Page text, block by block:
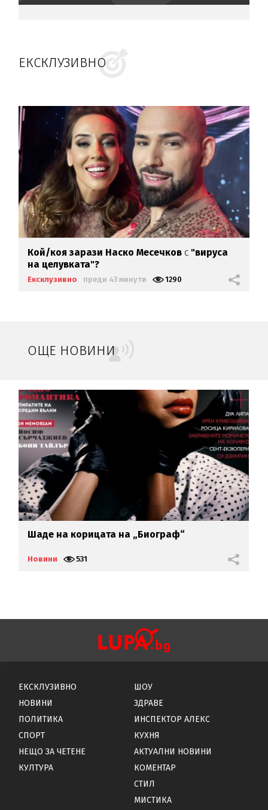
ЕКСКЛУЗИВНО
Кой/коя зарази Наско Месечков с "вируса
на целувката"?
Ексклузивно преди 43 минути 1290
ОЩЕ НОВИНИ
Шаде на корицата на „Биограф“
Новини 531
ЕКСКЛУЗИВНО
НОВИНИ
ПОЛИТИКА
СПОРТ
НЕЩО ЗА ЧЕТЕНЕ
КУЛТУРА
ШОУ
ЗДРАВЕ
ИНСПЕКТОР АЛЕКС
КУХНЯ
АКТУАЛНИ НОВИНИ
КОМЕНТАР
СТИЛ
МИСТИКА